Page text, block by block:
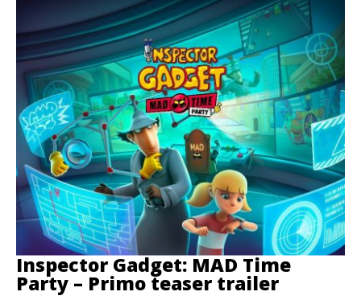
Inspector Gadget: MAD Time
Party – Primo teaser trailer